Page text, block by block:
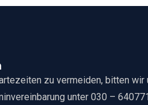
zu vermeiden, bitten wir
unter 030 –